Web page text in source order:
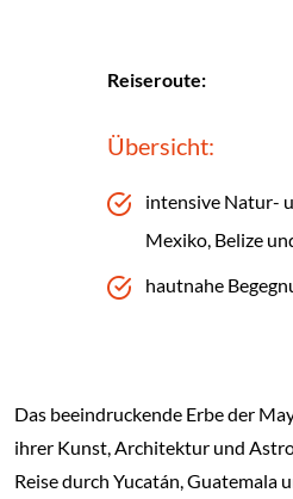
Reiseroute:
Übersicht:
intensive Natur-
Mexiko, Belize
hautnahe
Das beeindruckende Erbe der
ihrer Kunst, Architektur und
Reise durch Yucatán, Guatemala